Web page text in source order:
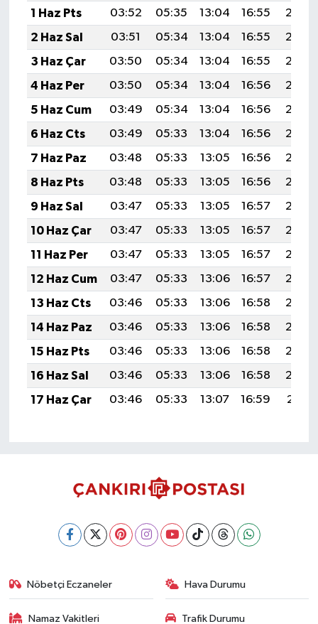
1 Haz Pts
03:52 05:35 13:04 16:55
20:22
2 Haz Sal
03:51 05:34 13:04 16:55
20:23
3 Haz Çar
03:50 05:34 13:04 16:55
20:24
4 Haz Per
03:50 05:34 13:04 16:56
20:24
5 Haz Cum
03:49 05:34 13:04 16:56
20:25
6 Haz Cts
03:49 05:33 13:04 16:56
20:25
7 Haz Paz
03:48 05:33 13:05 16:56
20:26
8 Haz Pts
03:48 05:33 13:05 16:56
20:27
9 Haz Sal
03:47 05:33 13:05 16:57
20:27
10 Haz Çar
03:47 05:33 13:05 16:57
20:28
11 Haz Per
03:47 05:33 13:05 16:57
20:28
12 Haz Cum
03:47 05:33 13:06 16:57
20:29
13 Haz Cts
03:46 05:33 13:06 16:58
20:29
14 Haz Paz
03:46 05:33 13:06 16:58
20:29
15 Haz Pts
03:46 05:33 13:06 16:58
20:30
16 Haz Sal
03:46 05:33 13:06 16:58
20:30
17 Haz Çar
03:46 05:33 13:07 16:59 20:31
Nöbetçi Eczaneler Hava Durumu
Namaz Vakitleri Trafik Durumu